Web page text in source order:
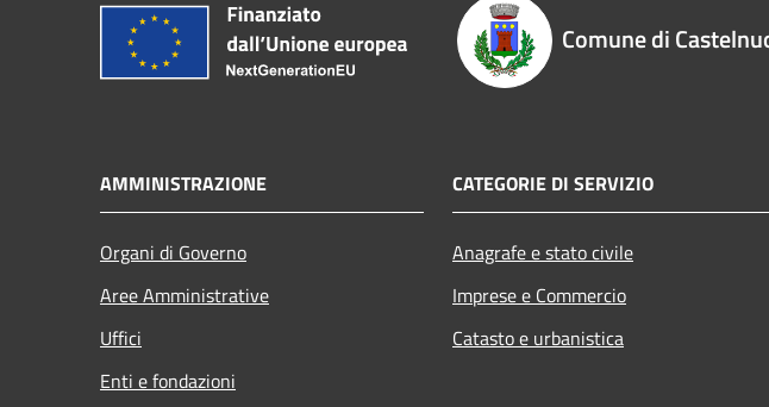
Comune di
AMMINISTRAZIONE
Organi di Governo
Aree Amministrative
Uffici
Enti e fondazioni
CATEGORIE DI SERVIZIO
Anagrafe e stato civile
Imprese e Commercio
Catasto e urbanistica